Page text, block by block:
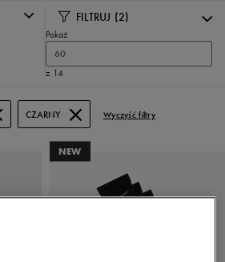
FILTRUJ (2)
Pokaż
60
z 14
CZARNY Wyczyść filtry
NEW